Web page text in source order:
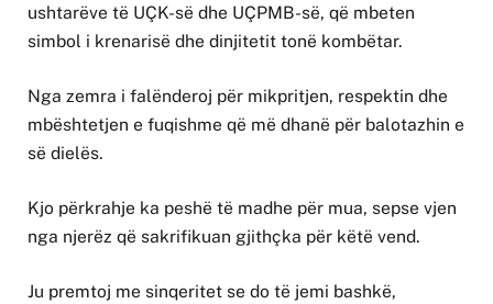
ushtarëve të UÇK-së dhe UÇPMB-së, që mbeten
simbol i krenarisë dhe dinjitetit tonë kombëtar.
Nga zemra i falënderoj për mikpritjen, respektin dhe
mbështetjen e fuqishme që më dhanë për balotazhin e
së dielës.
Kjo përkrahje ka peshë të madhe për mua, sepse vjen
nga njerëz që sakrifikuan gjithçka për këtë vend.
Ju premtoj me sinqeritet se do të jemi bashkë,